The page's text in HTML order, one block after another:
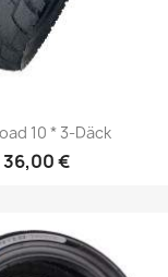
Snabbvy
10 * 3-Däck
36,00 €